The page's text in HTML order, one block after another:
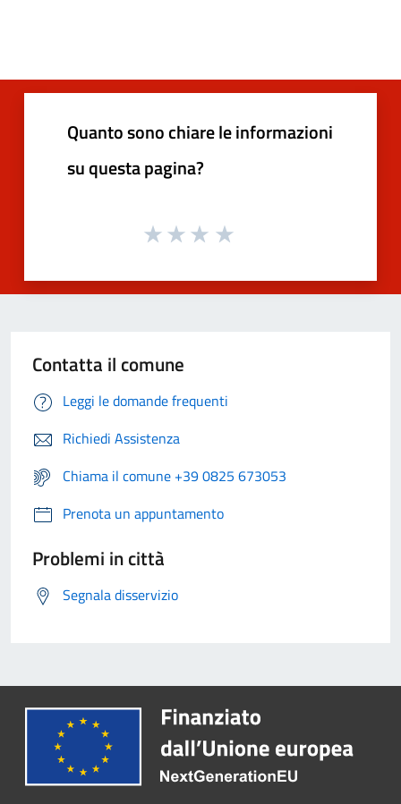
Quanto sono chiare le informazioni
su questa pagina?
Contatta il comune
Leggi le domande frequenti
Richiedi Assistenza
Chiama il comune +39 0825 673053
Prenota un appuntamento
Problemi in città
Segnala disservizio